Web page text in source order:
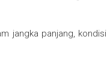
jangka panjang, kondisi